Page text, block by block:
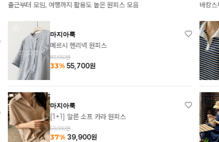
출근부터 모임, 여행까지 활용도 높은 원피스 모음
마지아룩
메르시 헨리넥 원피스
83,550원
33% 55,700원
마지아룩
[1+1] 알른 소프 카라 원피스
63,000원
37% 39,900원
바캉